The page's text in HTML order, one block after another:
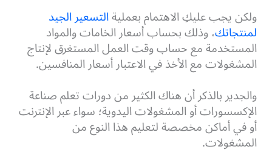
ولكن يجب عليكِ الاهتمام بعمليةالتسعير الجيد
لمنتجاتك، وذلك بحساب أسعار الخامات والمواد
المستخدمة مع حساب وقت العمل المستغرق لإنتاج
المشغولات مع الأخذ في الاعتبار أسعار المنافسين.
والجدير بالذكر أن هناك الكثير من دورات تعلم صناعة
الإكسسورات أو المشغولات اليدوية؛ سواء عبر الإنترنت
أو في أماكن مخصصة لتعليم هذا النوع من
المشغولات.